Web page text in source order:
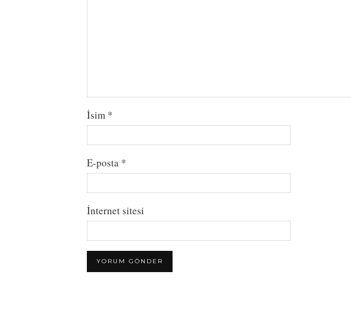
İsim *
E-posta *
İnternet sitesi